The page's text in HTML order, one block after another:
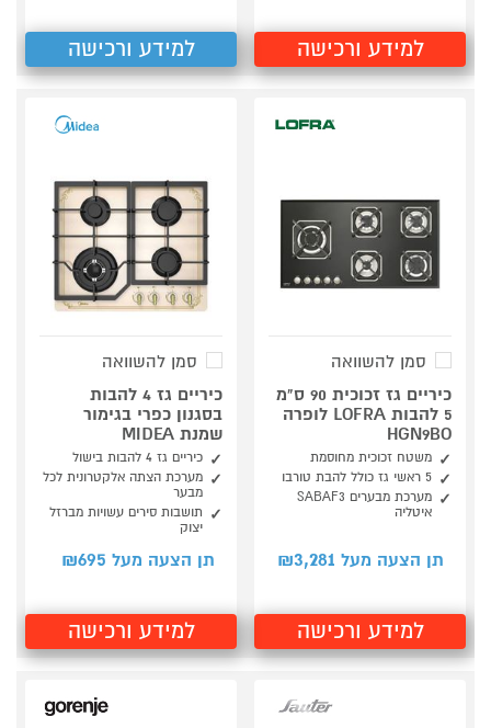
למידע ורכישה למידע ורכישה
סמן להשוואה
כיריים גז זכוכית 90 ס"מ
5 להבות LOFRA לופרה
HGN9BO
משטח זכוכית מחוסמת
5 ראשי גז כולל להבת טורבו
מערכת מבערים SABAF3
איטליה
תן הצעה מעל ₪ 3,281
למידע ורכישה
סמן להשוואה
כיריים גז 4 להבות
בסגנון כפרי בגימור
שמנת MIDEA
כיריים גז 4 להבות בישול
מערכת הצתה אלקטרונית לכל
מבער
תושבות סירים עשויות מברזל
יצוק
תן הצעה מעל ₪ 695
למידע ורכישה